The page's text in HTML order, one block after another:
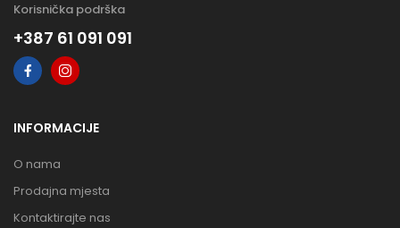
Korisnička podrška
+387 61 091 091
INFORMACIJE
O nama
Prodajna mjesta
Kontaktirajte nas